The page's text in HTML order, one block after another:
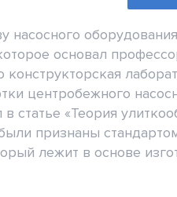
оборудования
основал
центробежного
«Теория
признаны
лежит в основе